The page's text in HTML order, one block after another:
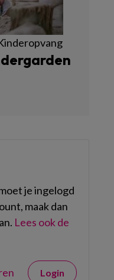
je ingelogd
maak dan
Lees ook de
Login